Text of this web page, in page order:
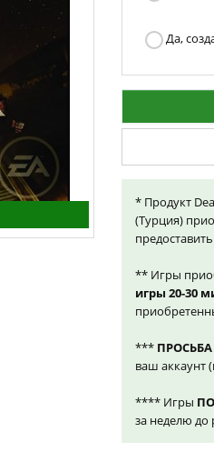
Да,
* Продукт
(Турция)
** Игры
игры 20-30
***
ваш аккаунт
**** Игры
за неделю до